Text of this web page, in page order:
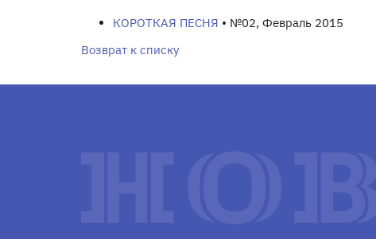
КОРОТКАЯ ПЕСНЯ • №02, Февраль 2015
Возврат к списку